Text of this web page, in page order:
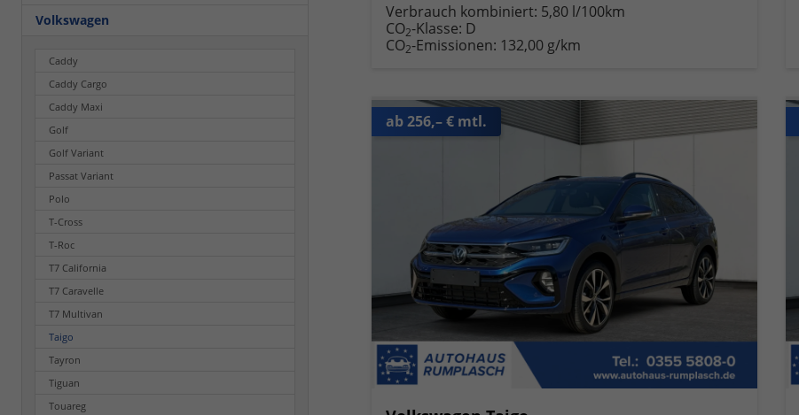
Verbrauch kombiniert: 5,80 l/100km
CO2-Klasse: D
CO2-Emissionen: 132,00 g/km
ab 256,– € mtl.
Volkswagen
Caddy
Caddy Cargo
Caddy Maxi
Golf
Golf Variant
Passat Variant
Polo
T-Cross
T-Roc
T7 California
T7 Caravelle
T7 Multivan
Taigo
Tayron
Tiguan
Touareg